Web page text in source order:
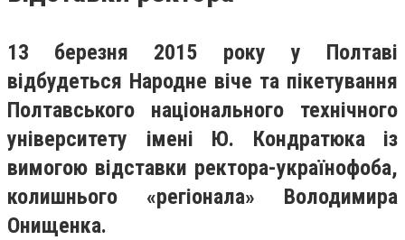
13 березня 2015 року у Полтаві
відбудеться Народне віче та пікетування
Полтавського національного технічного
університету імені Ю. Кондратюка із
вимогою відставки ректора-українофоба,
колишнього «регіонала» Володимира
Онищенка.